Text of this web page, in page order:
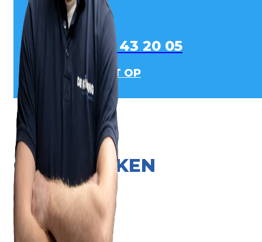
0413 - 43 20 05
NEEM CONTACT OP
ONZE MERKEN